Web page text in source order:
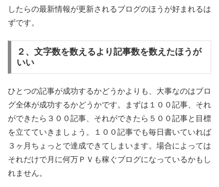
したらの最新情報が更新されるブログのほうが好まれるは
ずです。
２、文字数を数えるより記事数を数えたほうが
いい
ひとつの記事が成功するかどうかよりも、大事なのはブロ
グ全体が成功するかどうかです。まずは１００記事、それ
ができたら３００記事、それができたら５００記事と目標
を立てていきましょう。１００記事でも毎日書いていれば
３ヶ月ちょっとで達成できてしまいます。場合によっては
それだけで月に何万ＰＶも稼ぐブログになっているかもし
れません。